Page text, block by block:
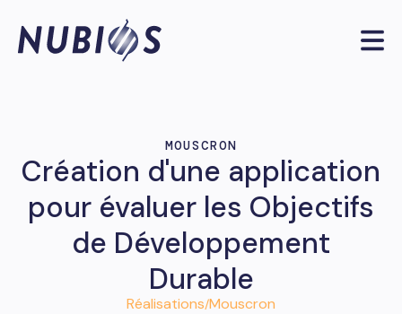
MOUSCRON
Création d'une application
pour évaluer les Objectifs
de Développement
Durable
Réalisations/Mouscron